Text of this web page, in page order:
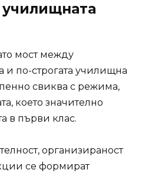
училищната
мост между
и по-строгата училищна
свиква с режима,
което значително
в първи клас.
организираност
се формират